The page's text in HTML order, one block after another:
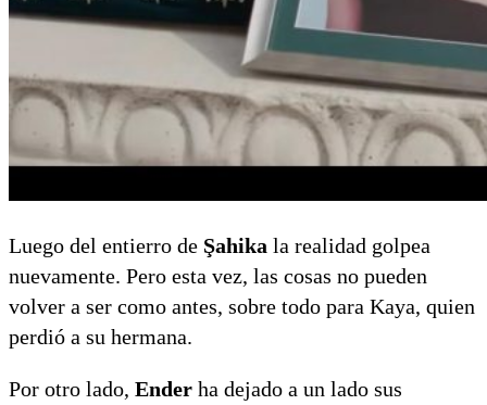
Luego del entierro de Şahika la realidad golpea
nuevamente. Pero esta vez, las cosas no pueden
volver a ser como antes, sobre todo para Kaya, quien
perdió a su hermana.
Por otro lado, Ender ha dejado a un lado sus